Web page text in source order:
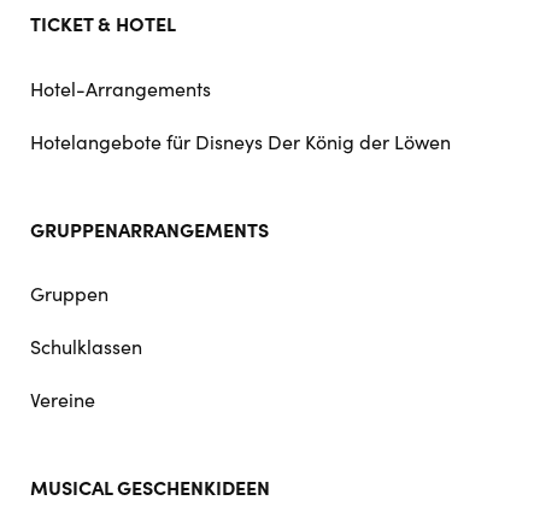
TICKET & HOTEL
Hotel-Arrangements
Hotelangebote für Disneys Der König der Löwen
GRUPPENARRANGEMENTS
Gruppen
Schulklassen
Vereine
MUSICAL GESCHENKIDEEN